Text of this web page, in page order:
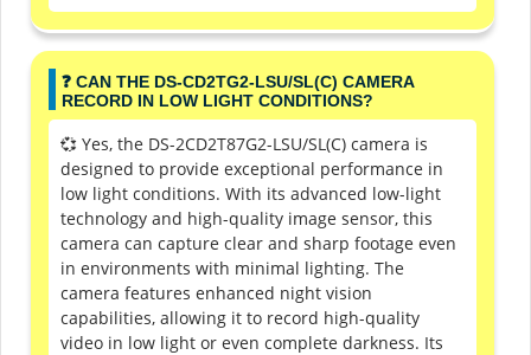
❓ CAN THE DS-CD2TG2-LSU/SL(C) CAMERA
RECORD IN LOW LIGHT CONDITIONS?
💞 Yes, the DS-2CD2T87G2-LSU/SL(C) camera is
designed to provide exceptional performance in
low light conditions. With its advanced low-light
technology and high-quality image sensor, this
camera can capture clear and sharp footage even
in environments with minimal lighting. The
camera features enhanced night vision
capabilities, allowing it to record high-quality
video in low light or even complete darkness. Its